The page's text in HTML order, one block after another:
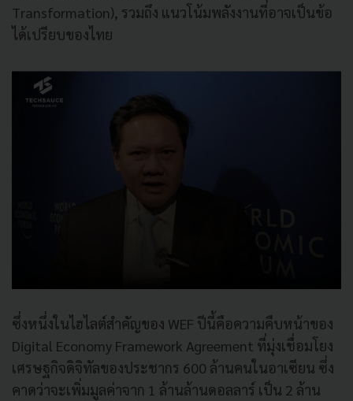
Transformation), รวมถึง แนวโน้มพลังงานที่อาจเป็นข้อ
ได้เปรียบของไทย
ซึ่งหนึ่งในไฮไลต์สำคัญของ WEF ปีนี้คือความคืบหน้าของ
Digital Economy Framework Agreement ที่มุ่งเชื่อมโยง
เศรษฐกิจดิจิทัลของประชากร 600 ล้านคนในอาเซียน ซึ่ง
คาดว่าจะเพิ่มมูลค่าจาก 1 ล้านล้านดอลลาร์ เป็น 2 ล้าน